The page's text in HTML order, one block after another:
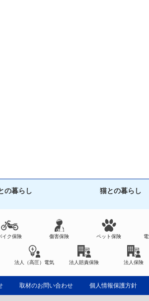
の暮らし 猫との暮らし
イク保険 傷害保険 ペット保険
法人（高圧）電気 法人賠責保険 法人保険
取材のお問い合わせ 個人情報保護方針